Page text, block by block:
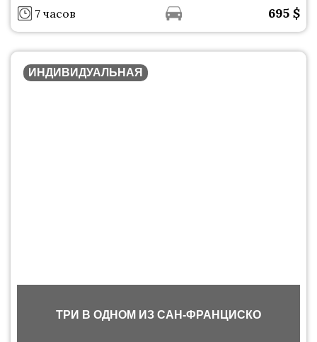
7 часов 695 $
ИНДИВИДУАЛЬНАЯ
ТРИ В ОДНОМ ИЗ САН-ФРАНЦИСКО